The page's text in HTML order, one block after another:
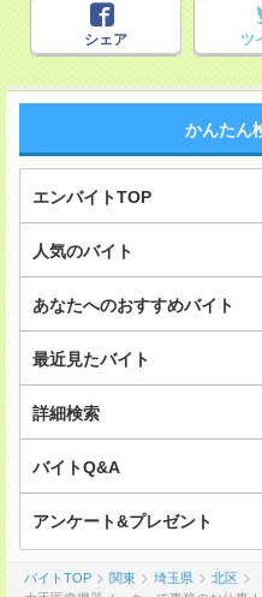
シェア ツ
かんたん
エンバイトTOP
人気のバイト
あなたへのおすすめバイト
最近見たバイト
詳細検索
バイトQ&A
アンケート&プレゼント
バイトTOP 関東 埼玉県 北区